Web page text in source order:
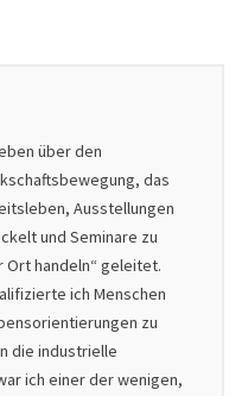
über den
das
Ausstellungen
und Seminare zu
Ort handeln“ geleitet.
ich Menschen
zu
die industrielle
ich einer der wenigen,